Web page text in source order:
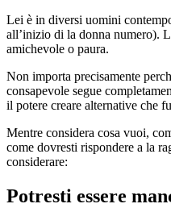
Lei è in diversi uomini
all’inizio di la donna numero).
amichevole o paura.
Non importa precisamente
consapevole segue
il potere creare alternative che
Mentre considera cosa vuoi,
come dovresti rispondere a la
considerare:
Potresti essere